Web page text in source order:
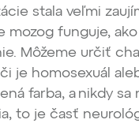
stala veľmi
mozog funguje,
Môžeme určiť
je homosexuál
farba, a nikdy
to je časť